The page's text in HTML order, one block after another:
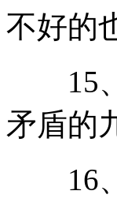
不好的
15、
矛盾的
16、